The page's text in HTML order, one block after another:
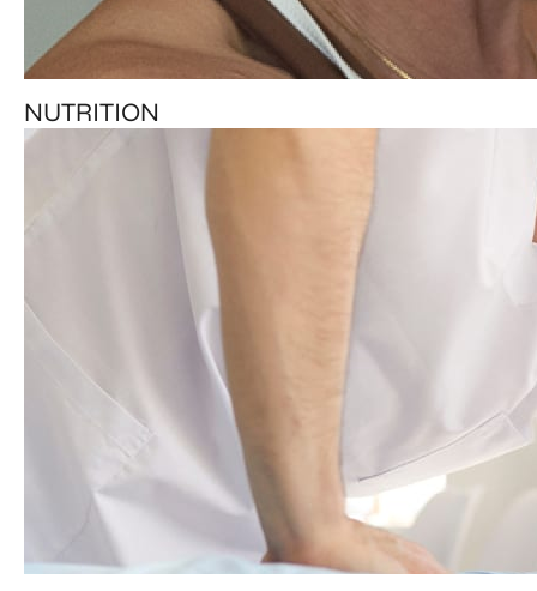
NUTRITION